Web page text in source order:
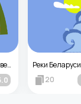
Великие путешественники
Реки Беларуси
20